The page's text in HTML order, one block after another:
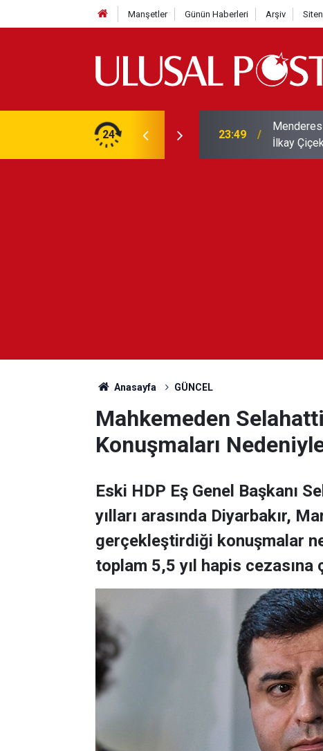
Manşetler Günün Haberleri Arşiv
24
Tasarruf fonları yalnızca TL varlıklarda
23:49
İlkay
Anasayfa GÜNCEL
Mahkemeden
Konuşmaları
Eski HDP Eş Genel Başkanı
yılları arasında Diyarbakır,
gerçekleştirdiği konuşmalar
toplam 5,5 yıl hapis cezasına